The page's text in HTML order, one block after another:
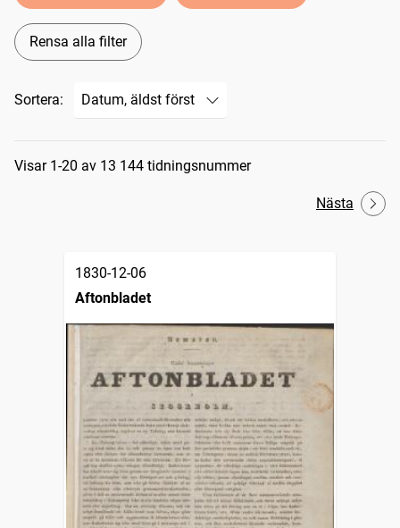
Rensa alla filter
Sortera:
Sökresultat
Visar 1-20 av 13 144 tidningsnummer
Nästa
1830-12-06
Aftonbladet